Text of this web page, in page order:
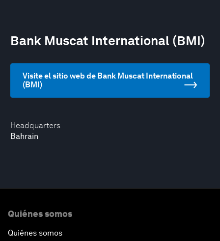
Headquarters
Bahrain
Bank Muscat International (BMI)
Visite el sitio web de Bank Muscat International
(BMI)
Quiénes somos
Quiénes somos